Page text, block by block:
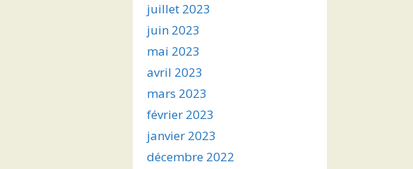
juillet 2023
juin 2023
mai 2023
avril 2023
mars 2023
février 2023
janvier 2023
décembre 2022